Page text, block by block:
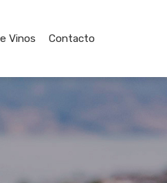
Vinos Contacto